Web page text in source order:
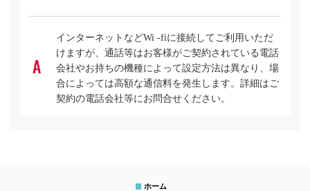
A
インターネットなどWi -fiに接続してご利用いただ
けますが、通話等はお客様がご契約されている電話
会社やお持ちの機種によって設定方法は異なり、場
合によっては高額な通信料を発生します。詳細はご
契約の電話会社等にお問合せください。
ホーム